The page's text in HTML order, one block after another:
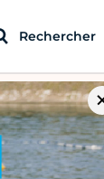
Rechercher